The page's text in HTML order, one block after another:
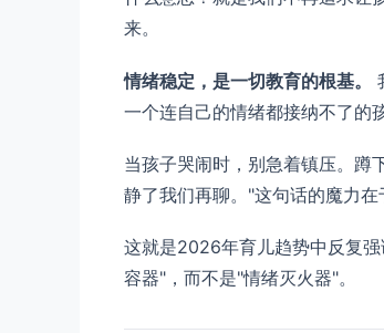
来。
情绪稳定，是一切教育的根基。
一个连自己的情绪都接纳不了的
当孩子哭闹时，别急着镇压。蹲
静了我们再聊。"这句话的魔力
这就是2026年育儿趋势中反复
容器"，而不是"情绪灭火器"。